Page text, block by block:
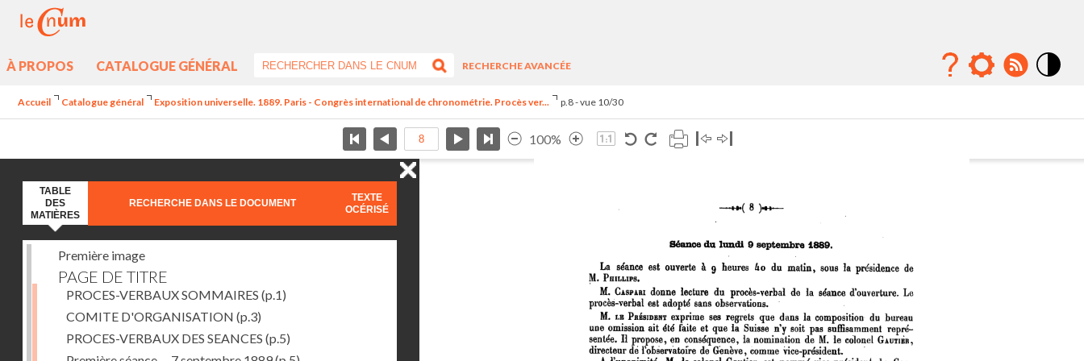
À PROPOS CATALOGUE GÉNÉRAL
RECHERCHE AVANCÉE
Accueil Catalogue général Exposition universelle. 1889. Paris - Congrès international de chronométrie. Procès ver... p.8 - vue 10/30
100%
TABLE
DES
MATIÈRES
RECHERCHE DANS LE DOCUMENT
TEXTE
OCÉRISÉ
Première image
PAGE DE TITRE
PROCES-VERBAUX SOMMAIRES (p.1)
COMITE D'ORGANISATION (p.3)
PROCES-VERBAUX DES SEANCES (p.5)